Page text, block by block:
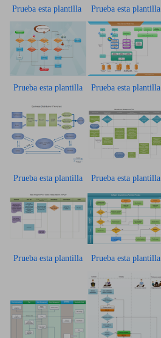
Prueba esta plantilla Prueba esta plantilla
Prueba esta plantilla Prueba esta plantilla
Prueba esta plantilla Prueba esta plantilla
Prueba esta plantilla Prueba esta plantilla